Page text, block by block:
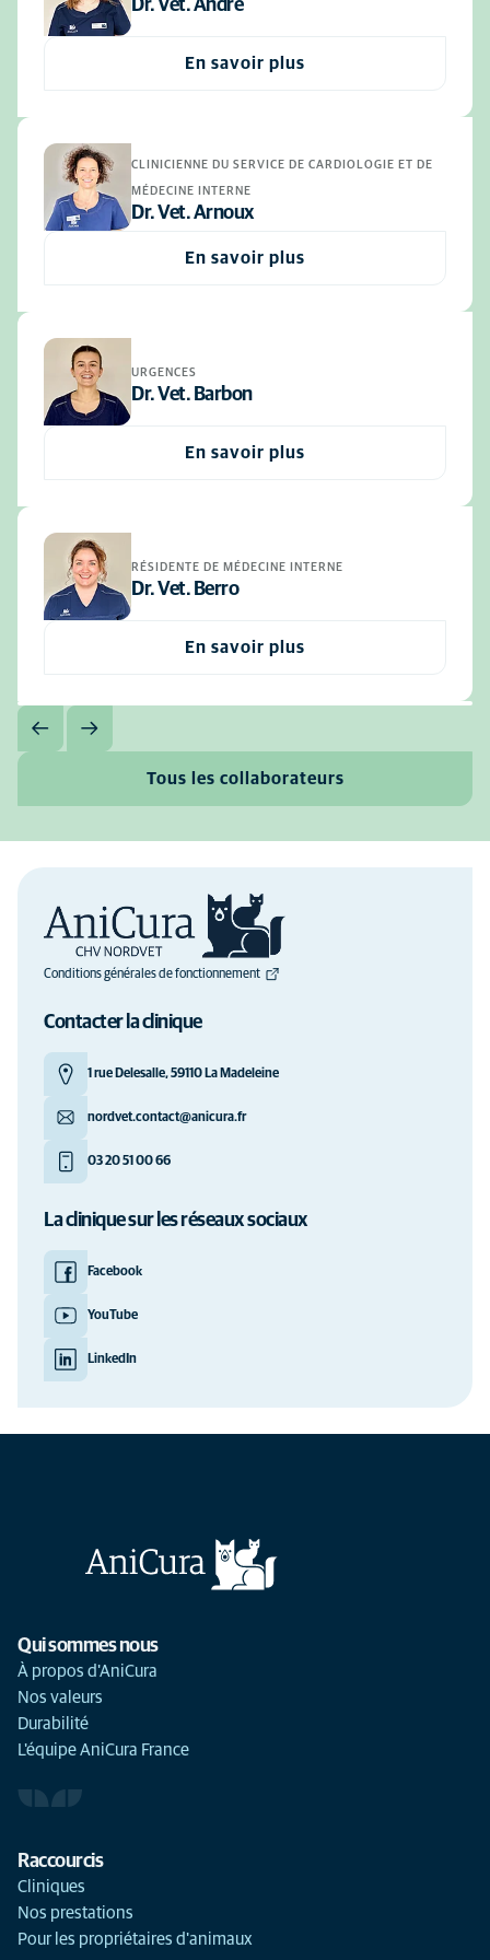
Dr. Vet. Andre
En savoir plus
CLINICIENNE DU SERVICE DE CARDIOLOGIE ET DE
MÉDECINE INTERNE
Dr. Vet. Arnoux
En savoir plus
URGENCES
Dr. Vet. Barbon
En savoir plus
RÉSIDENTE DE MÉDECINE INTERNE
Dr. Vet. Berro
En savoir plus
Tous les collaborateurs
Conditions générales de fonctionnement
Contacter la clinique
1 rue Delesalle, 59110 La Madeleine
nordvet.contact@anicura.fr
03 20 51 00 66
La clinique sur les réseaux sociaux
Facebook
YouTube
LinkedIn
Qui sommes nous
À propos d'AniCura
Nos valeurs
Durabilité
L'équipe AniCura France
Raccourcis
Cliniques
Nos prestations
Pour les propriétaires d'animaux